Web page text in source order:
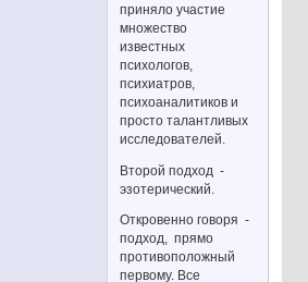
приняло участие
множество
известных
психологов,
психиатров,
психоаналитиков и
просто талантливых
исследователей.
Второй подход -
эзотерический.
Откровенно говоря -
подход, прямо
противоположный
первому. Все